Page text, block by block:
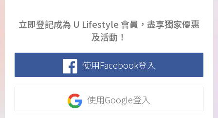
立即登記成為 U Lifestyle 會員，盡享獨家優惠
及活動！
使用Facebook登入
使用Google登入